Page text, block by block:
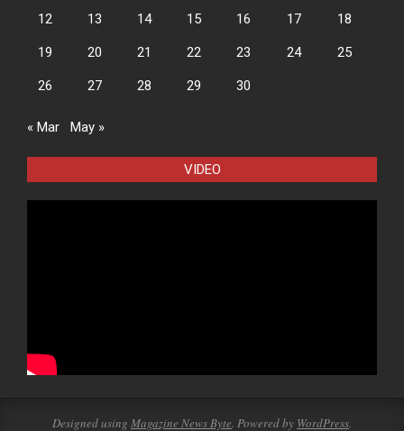
12 13 14 15 16 17 18
19 20 21 22 23 24 25
26 27 28 29 30
« Mar May »
VIDEO
Designed using Magazine News Byte. Powered by WordPress.